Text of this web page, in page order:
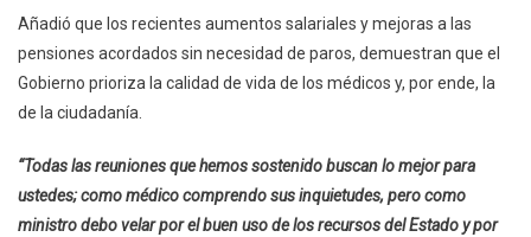
Añadió que los recientes aumentos salariales y mejoras a las
pensiones acordados sin necesidad de paros, demuestran que el
Gobierno prioriza la calidad de vida de los médicos y, por ende, la
de la ciudadanía.
“Todas las reuniones que hemos sostenido buscan lo mejor para
ustedes; como médico comprendo sus inquietudes, pero como
ministro debo velar por el buen uso de los recursos del Estado y por